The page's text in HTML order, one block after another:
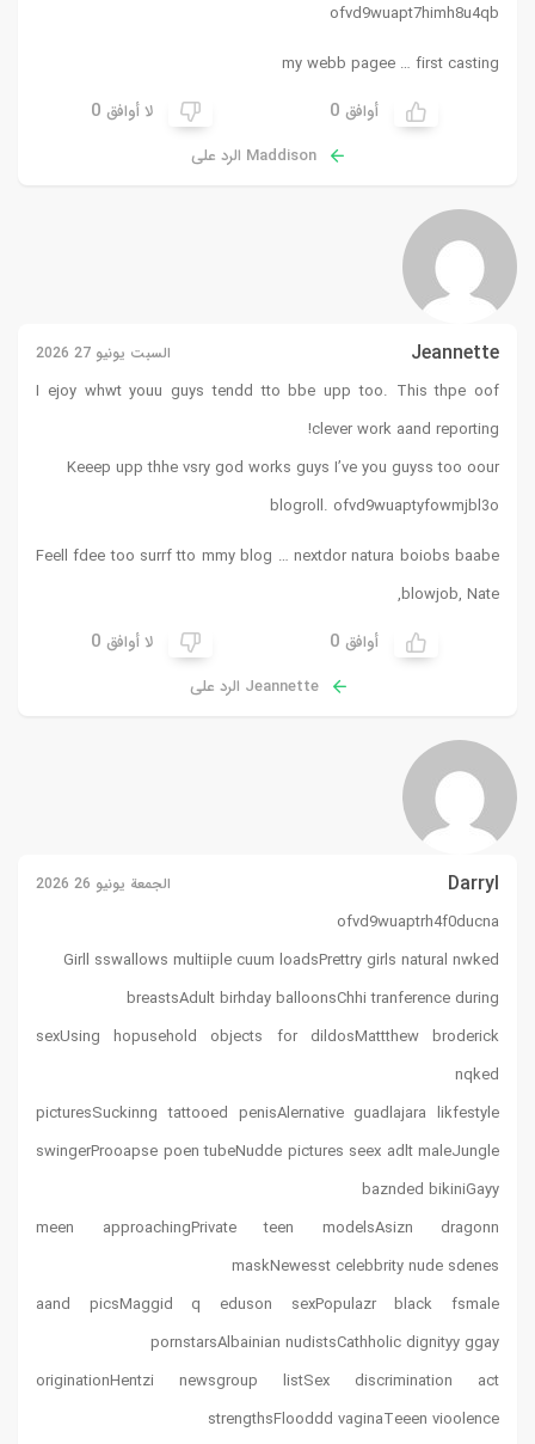
ofvd9wuapt7himh8u4qb
my webb pagee … first casting
أوافق 0 لا أوافق 0
Maddison الرد على
Jeannette السبت يونيو 27 2026
I ejoy whwt youu guys tendd tto bbe upp too. This thpe oof
clever work aand reporting!
Keeep upp thhe vsry god works guys I’ve you guyss too oour
blogroll. ofvd9wuaptyfowmjbl3o
Feell fdee too surrf tto mmy blog … nextdor natura boiobs baabe
blowjob, Nate
,
أوافق 0 لا أوافق 0
Jeannette الرد على
Darryl الجمعة يونيو 26 2026
ofvd9wuaptrh4f0ducna
Girll sswallows multiiple cuum loadsPrettry girls natural nwked
breastsAdult birhday balloonsChhi tranference during
sexUsing hopusehold objects for dildosMattthew broderick
nqked
picturesSuckinng tattooed penisAlernative guadlajara likfestyle
swingerProoapse poen tubeNudde pictures seex adlt maleJungle
baznded bikiniGayy
meen approachingPrivate teen modelsAsizn dragonn
maskNewesst celebbrity nude sdenes
aand picsMaggid q eduson sexPopulazr black fsmale
pornstarsAlbainian nudistsCathholic dignityy ggay
originationHentzi newsgroup listSex discrimination act
strengthsFlooddd vaginaTeeen vioolence